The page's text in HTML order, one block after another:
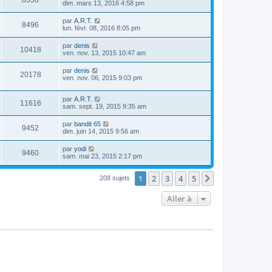
dim. mars 13, 2016 4:58 pm
8496 par A.R.T.
lun. févr. 08, 2016 8:05 pm
10418 par denis
ven. nov. 13, 2015 10:47 am
20178 par denis
ven. nov. 06, 2015 9:03 pm
11616 par A.R.T.
sam. sept. 19, 2015 9:35 am
9452 par bandit 65
dim. juin 14, 2015 9:56 am
9460 par yodi
sam. mai 23, 2015 2:17 pm
208 sujets 1 2 3 4 5
Aller à